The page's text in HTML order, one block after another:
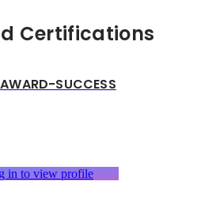
Certifications
AWARD-SUCCESS
in to view profile